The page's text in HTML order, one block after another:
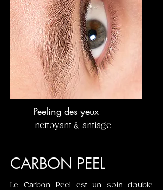
Peeling des yeux
nettoyant & antiage
CARBON PEEL
Le Carbon Peel est un soin double